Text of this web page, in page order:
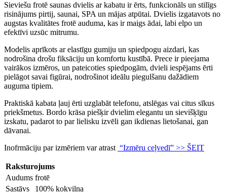
Sieviešu frotē saunas dvielis ar kabatu ir ērts, funkcionāls un stilīgs
risinājums pirtij, saunai, SPA un mājas atpūtai. Dvielis izgatavots no
augstas kvalitātes frotē auduma, kas ir maigs ādai, labi elpo un
efektīvi uzsūc mitrumu.
Modelis aprīkots arelastīgu gumiju un spiedpogu aizdari, kas
nodrošina drošu fiksāciju un komfortu kustībā. Prece ir pieejama
vairākos izmēros, un pateicoties spiedpogām, dvieli iespējams ērti
pielāgot savai figūrai, nodrošinot ideālu piegulšanu dažādiem
auguma tipiem.
Praktiskā kabata ļauj ērti uzglabāt telefonu, atslēgas vai citus sīkus
priekšmetus. Bordo krāsa piešķir dvielim elegantu un sievišķīgu
izskatu, padarot to par lielisku izvēli gan ikdienas lietošanai, gan
dāvanai.
Inofrmāciju par izmēriem var atrast “Izmēru ceļvedī” >> ŠEIT
Raksturojums
Audums frotē
Sastāvs
100% kokvilna